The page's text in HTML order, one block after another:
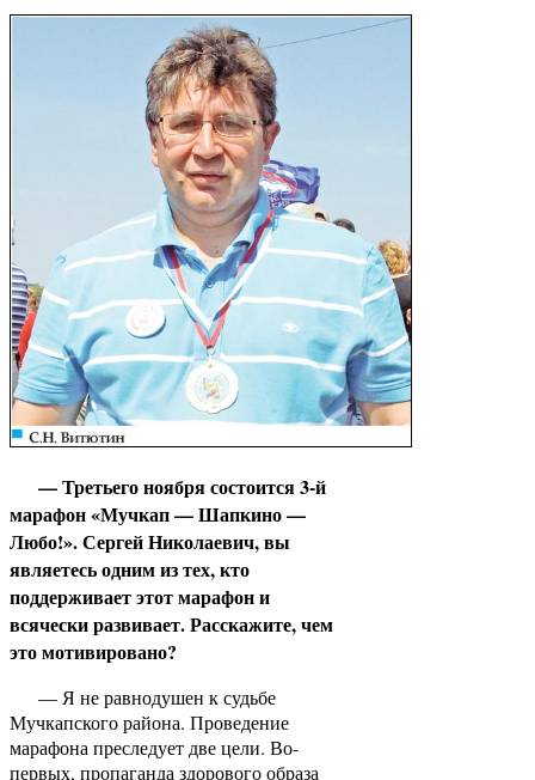
— Третьего ноября состоится 3-й
марафон «Мучкап — Шапкино —
Любо!». Сергей Николаевич, вы
являетесь одним из тех, кто
поддерживает этот марафон и
всячески развивает. Расскажите, чем
это мотивировано?
— Я не равнодушен к судьбе
Мучкапского района. Проведение
марафона преследует две цели. Во-
первых, пропаганда здорового образа